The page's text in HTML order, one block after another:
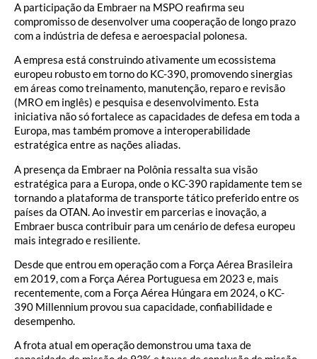
A participação da Embraer na MSPO reafirma seu
compromisso de desenvolver uma cooperação de longo prazo
com a indústria de defesa e aeroespacial polonesa.
A empresa está construindo ativamente um ecossistema
europeu robusto em torno do KC-390, promovendo sinergias
em áreas como treinamento, manutenção, reparo e revisão
(MRO em inglês) e pesquisa e desenvolvimento. Esta
iniciativa não só fortalece as capacidades de defesa em toda a
Europa, mas também promove a interoperabilidade
estratégica entre as nações aliadas.
A presença da Embraer na Polônia ressalta sua visão
estratégica para a Europa, onde o KC-390 rapidamente tem se
tornando a plataforma de transporte tático preferido entre os
países da OTAN. Ao investir em parcerias e inovação, a
Embraer busca contribuir para um cenário de defesa europeu
mais integrado e resiliente.
Desde que entrou em operação com a Força Aérea Brasileira
em 2019, com a Força Aérea Portuguesa em 2023 e, mais
recentemente, com a Força Aérea Húngara em 2024, o KC-
390 Millennium provou sua capacidade, confiabilidade e
desempenho.
A frota atual em operação demonstrou uma taxa de